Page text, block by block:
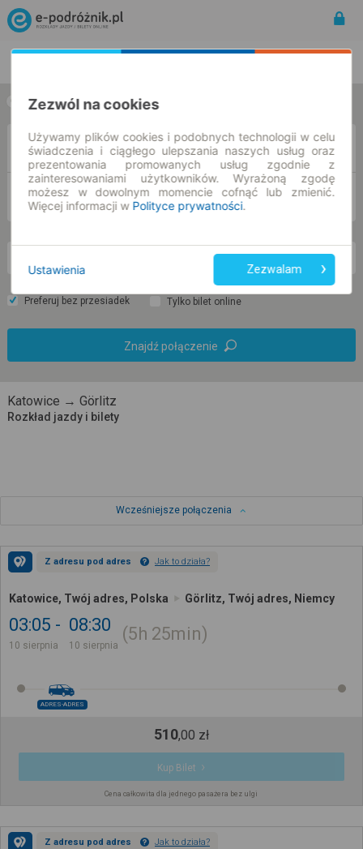
w jedną stronę w obie strony
DO
Preferuj bez przesiadek Tylko bilet online
Znajdź połączenie
Katowice → Görlitz
Rozkład jazdy i bilety
Wcześniejsze połączenia
Z adresu pod adres Jak to działa?
Katowice, Twój adres, Polska Görlitz, Twój adres, Niemcy
03:05
10 sierpnia
08:30
10 sierpnia
5h 25min
ADRES-ADRES
510,00 zł
Kup Bilet
Cena całkowita dla jednego pasażera bez ulgi
Z adresu pod adres Jak to działa?
Zezwól na cookies
Używamy plików cookies i podobnych technologii w celu
świadczenia i ciągłego ulepszania naszych usług oraz
prezentowania promowanych usług zgodnie z
zainteresowaniami użytkowników. Wyrażoną zgodę
możesz w dowolnym momencie cofnąć lub zmienić.
Więcej informacji w Polityce prywatności.
Ustawienia Zezwalam